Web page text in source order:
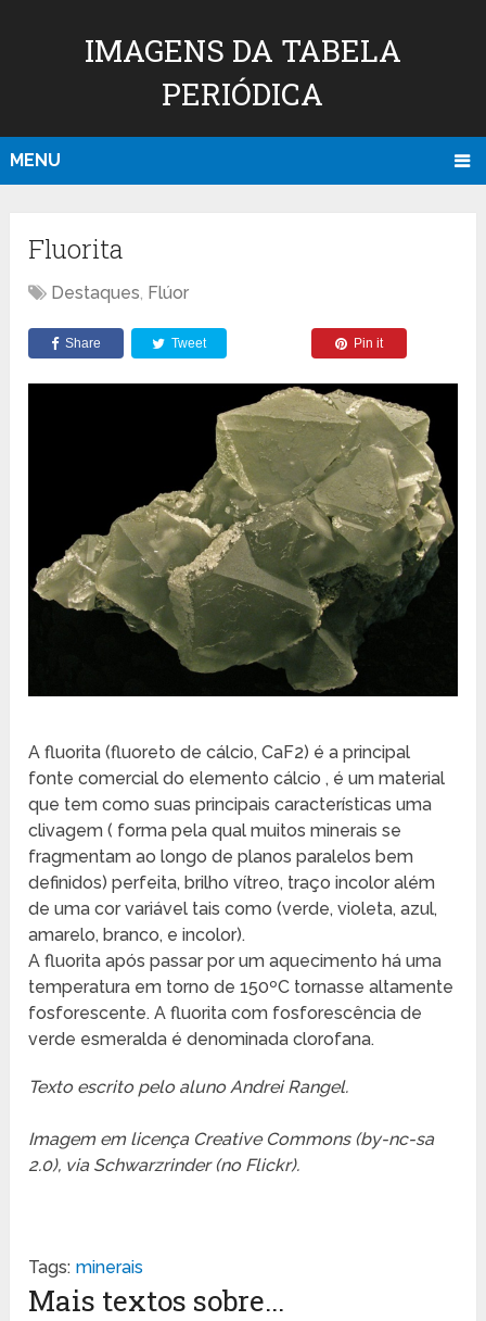
IMAGENS DA TABELA
PERIÓDICA
MENU
Fluorita
Destaques, Flúor
Share Tweet Pin it
A fluorita (fluoreto de cálcio, CaF2) é a principal
fonte comercial do elemento cálcio , é um material
que tem como suas principais características uma
clivagem ( forma pela qual muitos minerais se
fragmentam ao longo de planos paralelos bem
definidos) perfeita, brilho vítreo, traço incolor além
de uma cor variável tais como (verde, violeta, azul,
amarelo, branco, e incolor).
A fluorita após passar por um aquecimento há uma
temperatura em torno de 150ºC tornasse altamente
fosforescente. A fluorita com fosforescência de
verde esmeralda é denominada clorofana.
Texto escrito pelo aluno Andrei Rangel.
Imagem em licença Creative Commons (by-nc-sa
2.0), via Schwarzrinder (no Flickr).
Tags: minerais
Mais textos sobre...